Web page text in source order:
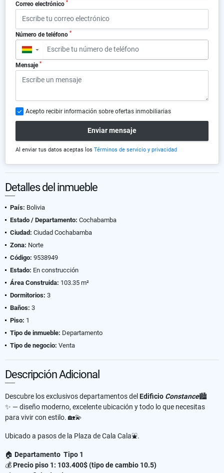
Correo electrónico *
Número de teléfono *
▼
Mensaje *
Acepto recibir información sobre ofertas inmobiliarias
Enviar mensaje
Al enviar tus datos aceptas los Términos de servicio y privacidad
Detalles del inmueble
País: Bolivia
Estado / Departamento: Cochabamba
Ciudad: Ciudad Cochabamba
Zona: Norte
Código: 9538949
Estado: En construcción
Área Construida: 103.35 m²
Dormitorios: 3
Baños: 3
Piso: 1
Tipo de inmueble: Departamento
Tipo de negocio: Venta
Descripción Adicional
Descubre los exclusivos departamentos del Edificio Constance🏙️
✨ — diseño moderno, excelente ubicación y todo lo que necesitas
para vivir con estilo. 🏡💫
Ubicado a pasos de la Plaza de Cala Cala⛲.
🏠 Departamento Tipo 1
💰Precio piso 1: 103.400$ (tipo de cambio 10.5)